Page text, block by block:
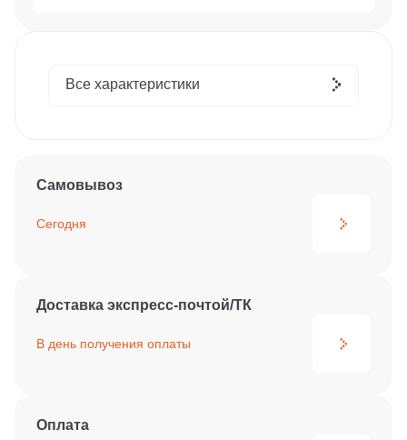
Все характеристики
Самовывоз
Сегодня
Доставка экспресс-почтой/ТК
В день получения оплаты
Оплата